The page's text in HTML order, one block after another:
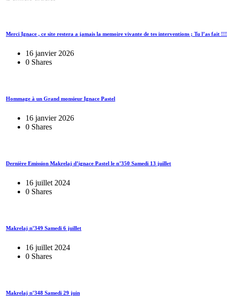
Merci Ignace , ce site restera a jamais la memoire vivante de tes interventions ; Tu l’as fait !!!
16 janvier 2026
0 Shares
Hommage à un Grand monsieur Ignace Pastel
16 janvier 2026
0 Shares
Dernière Emission Makrelaj d’ignace Pastel le n°350 Samedi 13 juillet
16 juillet 2024
0 Shares
Makrelaj n°349 Samedi 6 juillet
16 juillet 2024
0 Shares
Makrelaj n°348 Samedi 29 juin